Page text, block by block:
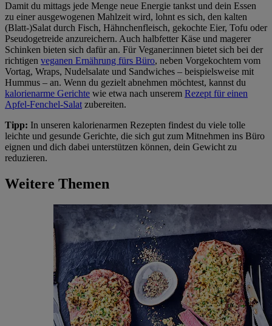
Damit du mittags jede Menge neue Energie tankst und dein Essen
zu einer ausgewogenen Mahlzeit wird, lohnt es sich, den kalten
(Blatt-)Salat durch Fisch, Hähnchenfleisch, gekochte Eier, Tofu oder
Pseudogetreide anzureichern. Auch halbfetter Käse und magerer
Schinken bieten sich dafür an. Für Veganer:innen bietet sich bei der
richtigen veganen Ernährung fürs Büro, neben Vorgekochtem vom
Vortag, Wraps, Nudelsalate und Sandwiches – beispielsweise mit
Hummus – an. Wenn du gezielt abnehmen möchtest, kannst du
kalorienarme Gerichte wie etwa nach unserem Rezept für einen
Apfel-Fenchel-Salat zubereiten.
Tipp: In unseren kalorienarmen Rezepten findest du viele tolle
leichte und gesunde Gerichte, die sich gut zum Mitnehmen ins Büro
eignen und dich dabei unterstützen können, dein Gewicht zu
reduzieren.
Weitere Themen